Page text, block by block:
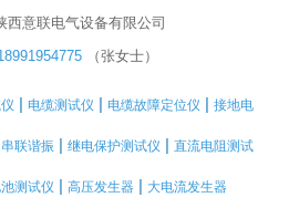
西意联电气设备有限公司
（张女士）
| 电缆测试仪 | 电缆故障定位仪 | 接地电
串联谐振 | 继电保护测试仪 | 直流电阻测试
测试仪 | 高压发生器 | 大电流发生器